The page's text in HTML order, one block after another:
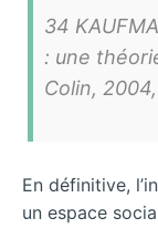
34
: une
Colin,
En définitive,
un espace